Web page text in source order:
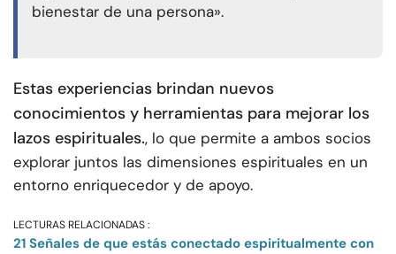
bienestar de una persona».
Estas experiencias brindan nuevos
conocimientos y herramientas para mejorar los
lazos espirituales., lo que permite a ambos socios
explorar juntos las dimensiones espirituales en un
entorno enriquecedor y de apoyo.
LECTURAS RELACIONADAS :
21 Señales de que estás conectado espiritualmente con